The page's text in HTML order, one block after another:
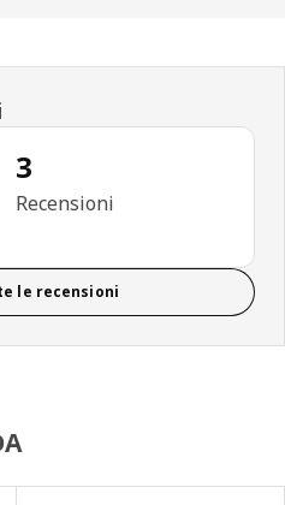
5 di 5 stelle. Recensioni totali: 3
3
Recensioni
le recensioni